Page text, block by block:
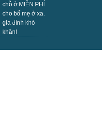
chỗ ở MIỄN PHÍ
cho bố mẹ ở xa,
gia đình khó
khăn!